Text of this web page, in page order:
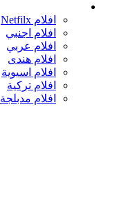
افلام Netfilx
افلام اجنبي
افلام عربي
افلام هندى
افلام اسيوية
افلام تركية
افلام مدبلجة